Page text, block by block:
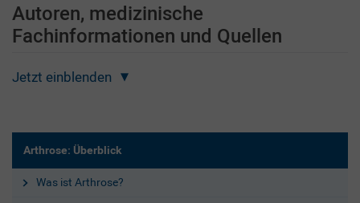
Autoren, medizinische
Fachinformationen und Quellen
Jetzt einblenden
Arthrose: Überblick
Was ist Arthrose?